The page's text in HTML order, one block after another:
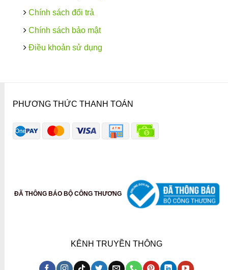
Chính sách đổi trả
Chính sách bảo mật
Điều khoản sử dụng
PHƯƠNG THỨC THANH TOÁN
ĐÃ THÔNG BÁO BỘ CÔNG THƯƠNG
KÊNH TRUYỀN THÔNG